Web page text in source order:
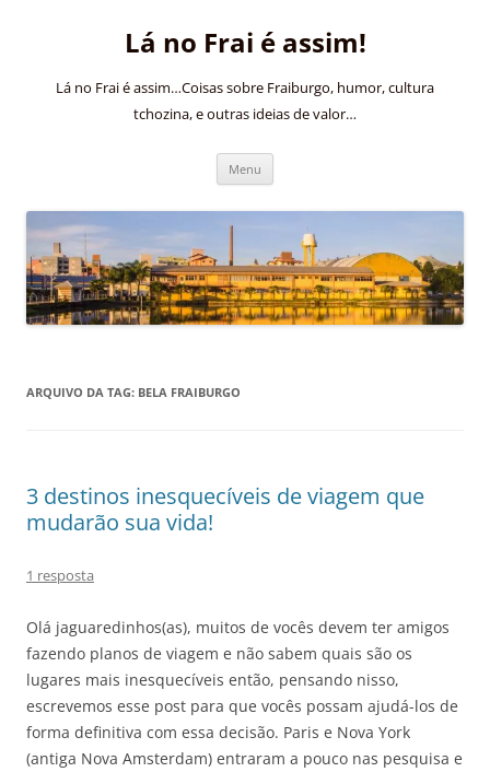
Lá no Frai é assim!
Lá no Frai é assim…Coisas sobre Fraiburgo, humor, cultura
tchozina, e outras ideias de valor…
Menu
ARQUIVO DA TAG: BELA FRAIBURGO
3 destinos inesquecíveis de viagem que
mudarão sua vida!
1 resposta
Olá jaguaredinhos(as), muitos de vocês devem ter amigos
fazendo planos de viagem e não sabem quais são os
lugares mais inesquecíveis então, pensando nisso,
escrevemos esse post para que vocês possam ajudá-los de
forma definitiva com essa decisão. Paris e Nova York
(antiga Nova Amsterdam) entraram a pouco nas pesquisa e